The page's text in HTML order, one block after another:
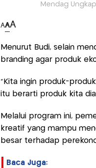
Mendag
AAA
Menurut Budi, selain
branding agar produk
“Kita ingin produk-
itu berarti produk kita
Melalui program ini,
kreatif yang mampu
besar terhadap
Baca Juga: